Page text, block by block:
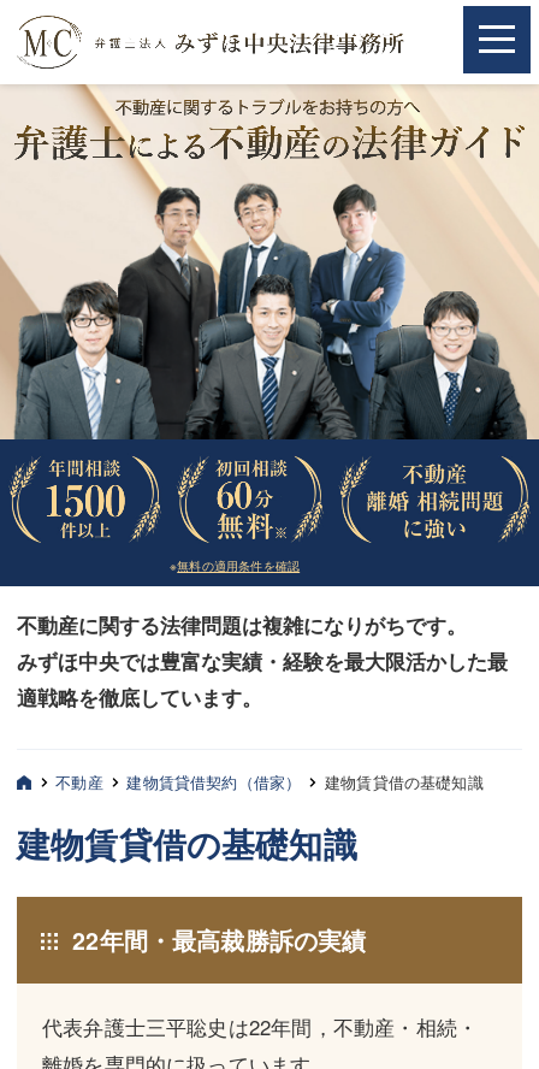
取扱分野
相続・遺言
離婚（夫婦間トラブル）
企業法務
労働問題（解雇，残業等）
刑事弁護
交通事故
法律相談など（その他）
お客様へ
みずほ中央の特長・形式編
弁護士紹介
酒井 博之
坂本 陽一
桶川 聡
※無料の適用条件を確認
不動産に関する法律問題は複雑になりがちです。
みずほ中央では豊富な実績・経験を最大限活かした最
適戦略を徹底しています。
取扱分野
相続・遺言
離婚（夫婦間トラブル）
企業法務
労働問題（解雇，残業等）
刑事弁護
交通事故
法律相談など（その他）
お客様へ
みずほ中央の特長・形式編
弁護士紹介
酒井 博之
坂本 陽一
桶川 聡
不動産 建物賃貸借契約（借家） 建物賃貸借の基礎知識
建物賃貸借の基礎知識
22年間・最高裁勝訴の実績
代表弁護士三平聡史は22年間，不動産・相続・